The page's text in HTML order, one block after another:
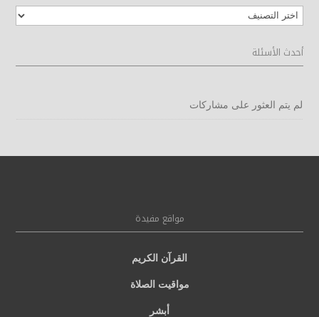
فئات
المقالات
أحدث الأسئلة
لم يتم العثور على مشاركات
مواقع مفيدة
القرآن الكريم
مواقيت الصلاة
أبشر